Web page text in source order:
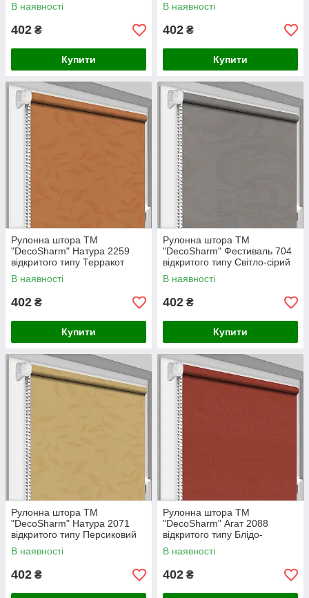
В наявності
402 ₴
Купити
В наявності
402 ₴
Купити
Рулонна штора ТМ
"DecoSharm" Натура 2259
відкритого типу Терракот
В наявності
402 ₴
Купити
Рулонна штора ТМ
"DecoSharm" Фестиваль 704
відкритого типу Світло-сірий
В наявності
402 ₴
Купити
Рулонна штора ТМ
"DecoSharm" Натура 2071
відкритого типу Персиковий
В наявності
402 ₴
Рулонна штора ТМ
"DecoSharm" Агат 2088
відкритого типу Блідо-
червоний
В наявності
402 ₴